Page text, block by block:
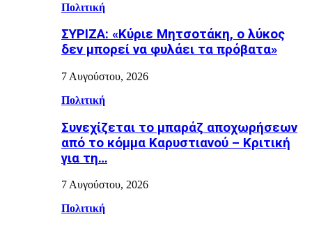
Πολιτική
ΣΥΡΙΖΑ: «Κύριε Μητσοτάκη, ο λύκος
δεν μπορεί να φυλάει τα πρόβατα»
7 Αυγούστου, 2026
Πολιτική
Συνεχίζεται το μπαράζ αποχωρήσεων
από το κόμμα Καρυστιανού – Κριτική
για τη…
7 Αυγούστου, 2026
Πολιτική